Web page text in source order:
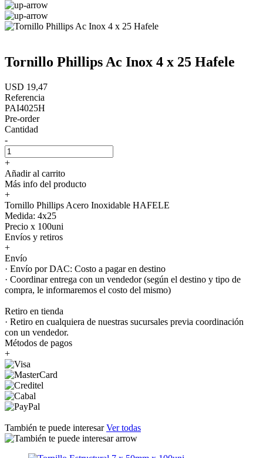
Tornillo Phillips Ac Inox 4 x 25 Hafele
USD 19,47
Referencia
PAI4025H
Pre-order
Cantidad
-
+
Añadir al carrito
Más info del producto
+
Tornillo Phillips Acero Inoxidable HAFELE
Medida: 4x25
Precio x 100uni
Envíos y retiros
+
Envío
· Envío por DAC: Costo a pagar en destino
· Coordinar entrega con un vendedor (según el destino y tipo de
compra, le informaremos el costo del mismo)
Retiro en tienda
· Retiro en cualquiera de nuestras sucursales previa coordinación
con un vendedor.
Métodos de pagos
+
También te puede interesarVer todas